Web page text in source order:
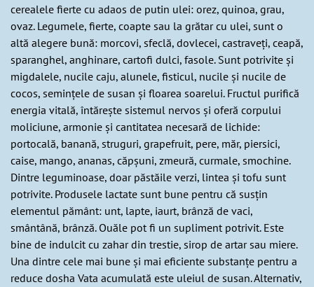
cerealele fierte cu adaos de putin ulei: orez, quinoa, grau,
ovaz. Legumele, fierte, coapte sau la grătar cu ulei, sunt o
altă alegere bună: morcovi, sfeclă, dovlecei, castraveți, ceapă,
sparanghel, anghinare, cartofi dulci, fasole. Sunt potrivite și
migdalele, nucile caju, alunele, fisticul, nucile și nucile de
cocos, semințele de susan și floarea soarelui. Fructul purifică
energia vitală, întărește sistemul nervos și oferă corpului
moliciune, armonie și cantitatea necesară de lichide:
portocală, banană, struguri, grapefruit, pere, măr, piersici,
caise, mango, ananas, căpșuni, zmeură, curmale, smochine.
Dintre leguminoase, doar păstăile verzi, lintea și tofu sunt
potrivite. Produsele lactate sunt bune pentru că susțin
elementul pământ: unt, lapte, iaurt, brânză de vaci,
smântână, brânză. Ouăle pot fi un supliment potrivit. Este
bine de indulcit cu zahar din trestie, sirop de artar sau miere.
Una dintre cele mai bune și mai eficiente substanțe pentru a
reduce dosha Vata acumulată este uleiul de susan. Alternativ,